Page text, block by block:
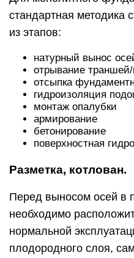
стандартная методика
из этапов:
натурный вынос
отрывание траншей/
отсыпка
гидроизоляция
монтаж опалубки
армирование
бетонирование
поверхностная
Разметка, котлован.
Перед выносом осей в
необходимо
нормальной
плодородного слоя,